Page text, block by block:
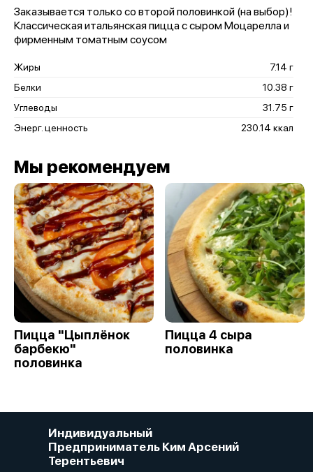
Заказывается только со второй половинкой (на выбор)!
Классическая итальянская пицца с сыром Моцарелла и
фирменным томатным соусом
Жиры
7.14 г
Белки
10.38 г
Углеводы
31.75 г
Энерг. ценность
230.14 ккал
Мы рекомендуем
Пицца "Цыплёнок
барбекю"
половинка
Пицца 4 сыра
половинка
Индивидуальный
Предприниматель Ким Арсений
Терентьевич